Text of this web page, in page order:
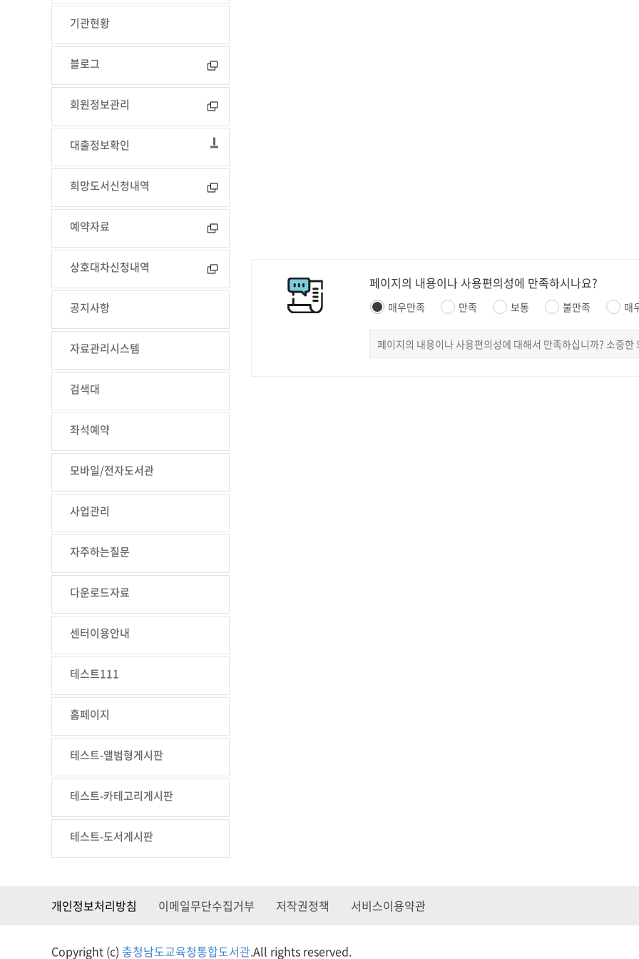
기관현황
블로그
회원정보관리
대출정보확인
희망도서신청내역
예약자료
상호대차신청내역
공지사항
자료관리시스템
검색대
좌석예약
모바일/전자도서관
사업관리
자주하는질문
다운로드자료
센터이용안내
테스트111
홈페이지
테스트-앨범형게시판
테스트-카테고리게시판
테스트-도서게시판
페이지의 내용이나 사용편의성에 만족하시나요?
매우만족 만족 보통 불만족 매
개인정보처리방침 이메일무단수집거부 저작권정책 서비스이용약관
Copyright (c) 충청남도교육청통합도서관.All rights reserved.